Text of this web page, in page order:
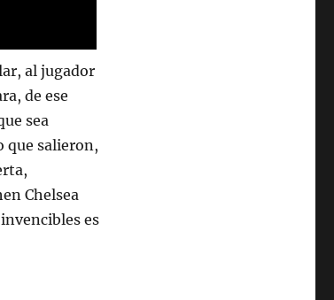
al jugador
de ese
sea
que salieron,
Chelsea
es